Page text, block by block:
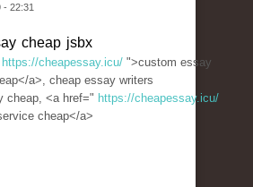
- 22:31
cheap jsbx
https://cheapessay.icu/ ">custom essay
a>, cheap essay writers
cheap, <a href=" https://cheapessay.icu/
cheap</a>